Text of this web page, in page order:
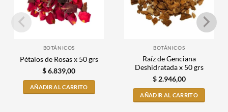
BOTÁNICOS
Pétalos de Rosas x 50 grs
$6.839,00
AÑADIR AL CARRITO
BOTÁNICOS
Raíz de Genciana
Deshidratada x 50 grs
$2.946,00
AÑADIR AL CARRITO